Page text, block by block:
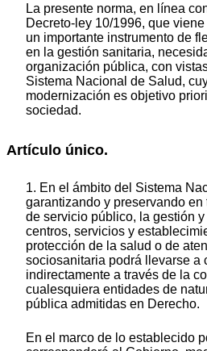
La presente norma, en línea
Decreto-ley 10/1996, que
un importante instrumento de
en la gestión sanitaria,
organización pública, con
Sistema Nacional de Salud,
modernización es objetivo
sociedad.
Artículo único.
1. En el ámbito del Sistema
garantizando y preservando
de servicio público, la gestión
centros, servicios y
protección de la salud o de
sociosanitaria podrá llevarse a
indirectamente a través de la
cualesquiera entidades de
pública admitidas en Derecho.
En el marco de lo establecido